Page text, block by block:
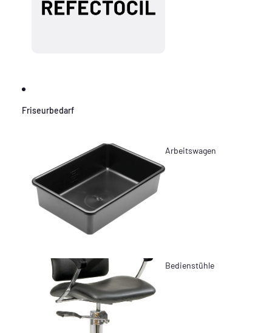
Friseurbedarf
Arbeitswagen
Bedienstühle